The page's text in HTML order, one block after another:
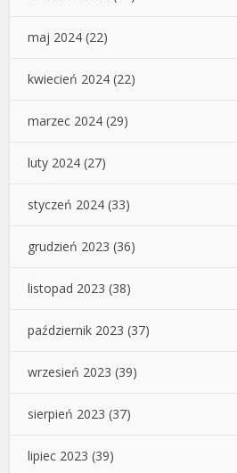
maj 2024 (22)
kwiecień 2024 (22)
marzec 2024 (29)
luty 2024 (27)
styczeń 2024 (33)
grudzień 2023 (36)
listopad 2023 (38)
październik 2023 (37)
wrzesień 2023 (39)
sierpień 2023 (37)
lipiec 2023 (39)